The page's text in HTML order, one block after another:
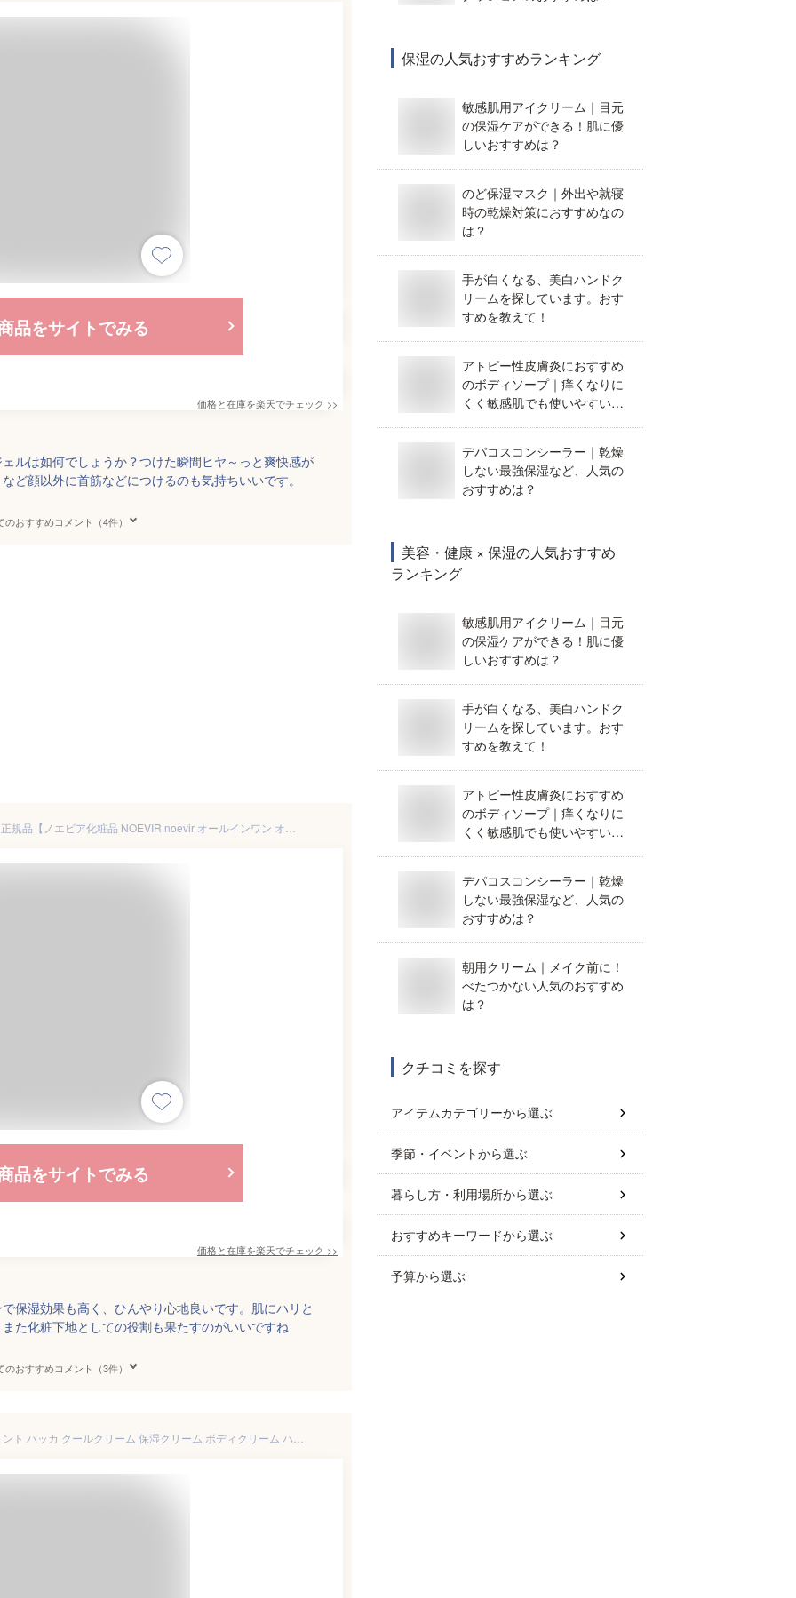
品をサイトでみる
価格と在庫を楽天でチェック >>
ルは如何でしょうか？つけた瞬間ヒヤ～っと爽快感が
ど顔以外に首筋などにつけるのも気持ちいいです。
のおすすめコメント（4件）
品をサイトでみる
価格と在庫を楽天でチェック >>
保湿効果も高く、ひんやり心地良いです。肌にハリと
た化粧下地としての役割も果たすのがいいですね
のおすすめコメント（3件）
保湿の人気おすすめランキング
敏感肌用アイクリーム｜目元
の保湿ケアができる！肌に優
しいおすすめは？
のど保湿マスク｜外出や就寝
時の乾燥対策におすすめなの
は？
手が白くなる、美白ハンドク
リームを探しています。おす
すめを教えて！
アトピー性皮膚炎におすすめ
のボディソープ｜痒くなりに
くく敏感肌でも使いやすいも
デパコスコンシーラー｜乾燥
しない最強保湿など、人気の
おすすめは？
美容・健康 × 保湿の人気おすすめ
ランキング
敏感肌用アイクリーム｜目元
の保湿ケアができる！肌に優
しいおすすめは？
手が白くなる、美白ハンドク
リームを探しています。おす
すめを教えて！
アトピー性皮膚炎におすすめ
のボディソープ｜痒くなりに
くく敏感肌でも使いやすいも
デパコスコンシーラー｜乾燥
しない最強保湿など、人気の
おすすめは？
朝用クリーム｜メイク前に！
べたつかない人気のおすすめ
は？
クチコミを探す
アイテムカテゴリーから選ぶ
季節・イベントから選ぶ
暮らし方・利用場所から選ぶ
おすすめキーワードから選ぶ
予算から選ぶ